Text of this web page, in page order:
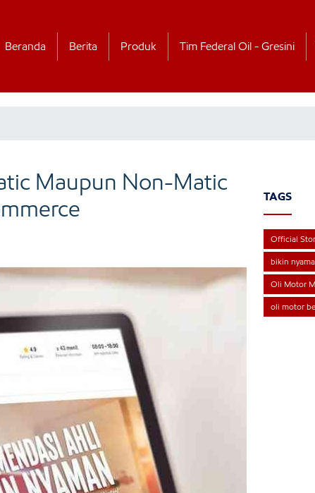
Beranda Berita Produk Tim Federal Oil - Gresini
Maupun Non-Matic
TAGS
Official
bikin
Oli Motor
oli motor